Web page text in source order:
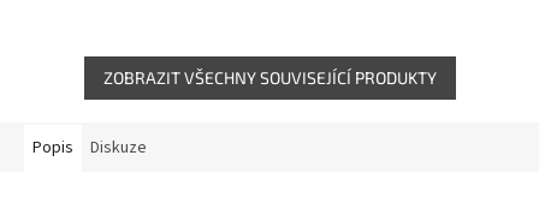
pastelovými...
ZOBRAZIT VŠECHNY SOUVISEJÍCÍ PRODUKTY
Popis Diskuze